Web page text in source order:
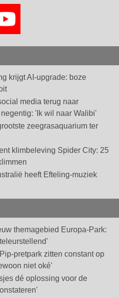
krijgt AI-upgrade: boze
media terug naar
'Ik wil naar Walibi'
zeegrasaquarium ter
klimbeleving Spider City: 25
heeft Efteling-muziek
themagebied Europa-Park:
pretpark zitten constant op
niet oké'
dé oplossing voor de